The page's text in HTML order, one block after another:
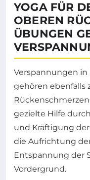
YOGA FÜR
OBEREN
ÜBUNGEN
Verspannungen
gehören ebenfalls
gezielte Hilfe
und Kräftigung
die Aufrichtung
Entspannung der
Vordergrund.